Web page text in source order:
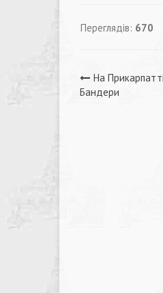
Переглядів: 670
На
Бандери